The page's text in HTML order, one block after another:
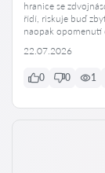
hranice se
řídí, riskuje buď
naopak
22.07.2026
0 0 1